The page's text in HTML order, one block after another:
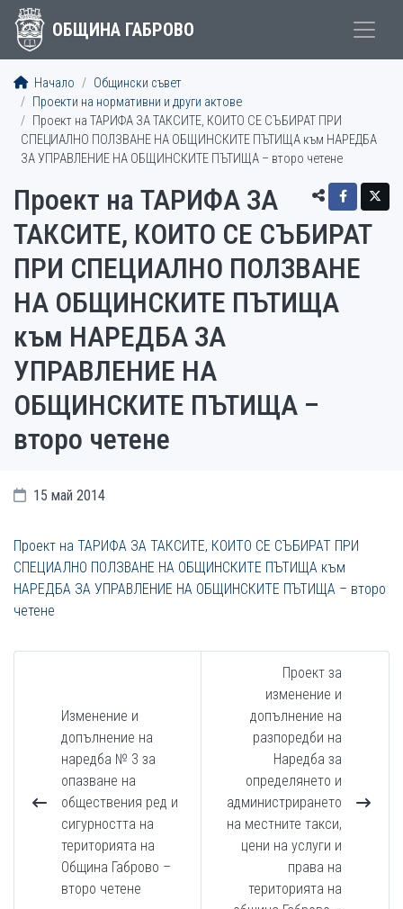
ОБЩИНА ГАБРОВО
Начало
Общински съвет
Проекти на нормативни и други актове
Проект на ТАРИФА ЗА ТАКСИТЕ, КОИТО СЕ СЪБИРАТ ПРИ
СПЕЦИАЛНО ПОЛЗВАНЕ НА ОБЩИНСКИТЕ ПЪТИЩА към НАРЕДБА
ЗА УПРАВЛЕНИЕ НА ОБЩИНСКИТE ПЪТИЩА – второ четене
Проект на ТАРИФА ЗА
ТАКСИТЕ, КОИТО СЕ СЪБИРАТ
ПРИ СПЕЦИАЛНО ПОЛЗВАНЕ
НА ОБЩИНСКИТЕ ПЪТИЩА
към НАРЕДБА ЗА
УПРАВЛЕНИЕ НА
ОБЩИНСКИТE ПЪТИЩА –
второ четене
15 май 2014
Проект на ТАРИФА ЗА ТАКСИТЕ, КОИТО СЕ СЪБИРАТ ПРИ
СПЕЦИАЛНО ПОЛЗВАНЕ НА ОБЩИНСКИТЕ ПЪТИЩА към
НАРЕДБА ЗА УПРАВЛЕНИЕ НА ОБЩИНСКИТE ПЪТИЩА – второ
четене
Изменение и
допълнение на
наредба № 3 за
опазване на
обществения ред и
сигурността на
територията на
Община Габрово –
второ четене
Проект за
изменение и
допълнение на
разпоредби на
Наредба за
определянето и
администрирането
на местните такси,
цени на услуги и
права на
територията на